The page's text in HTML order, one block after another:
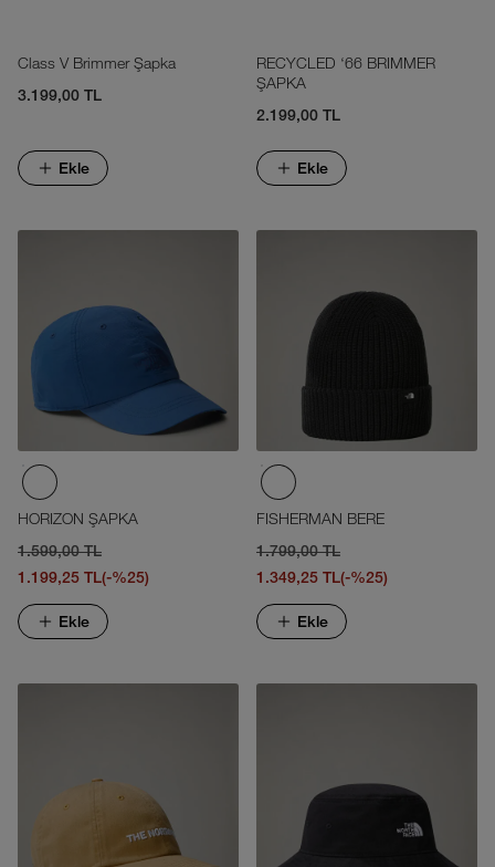
Class V Brimmer Şapka
3.199,00 TL
Ekle
RECYCLED ‘66 BRIMMER
ŞAPKA
2.199,00 TL
Ekle
HORIZON ŞAPKA
1.599,00 TL
1.199,25 TL(-%25)
Ekle
FISHERMAN BERE
1.799,00 TL
1.349,25 TL(-%25)
Ekle